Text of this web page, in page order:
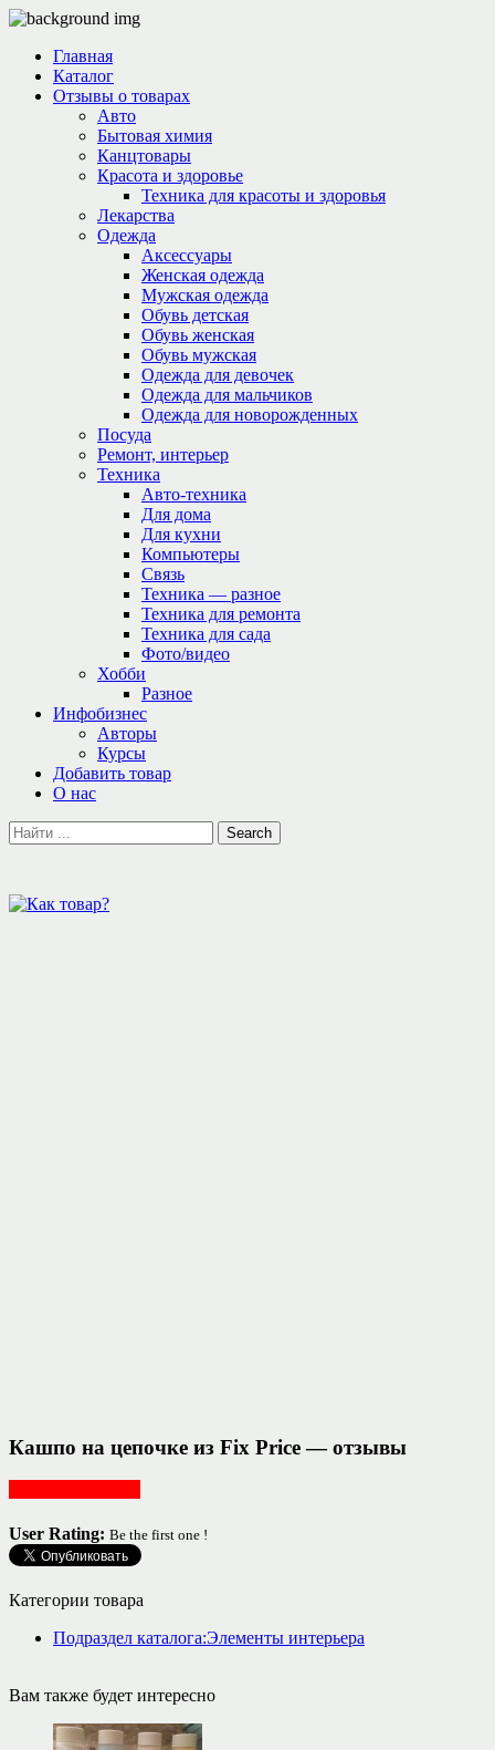
Главная
Каталог
Отзывы о товарах
Авто
Бытовая химия
Канцтовары
Красота и здоровье
Техника для красоты и здоровья
Лекарства
Одежда
Аксессуары
Женская одежда
Мужская одежда
Обувь детская
Обувь женская
Обувь мужская
Одежда для девочек
Одежда для мальчиков
Одежда для новорожденных
Посуда
Ремонт, интерьер
Техника
Авто-техника
Для дома
Для кухни
Компьютеры
Связь
Техника — разное
Техника для ремонта
Техника для сада
Фото/видео
Хобби
Разное
Инфобизнес
Авторы
Курсы
Добавить товар
О нас
Кашпо на цепочке из Fix Price — отзывы
User Rating: Be the first one !
Категории товара
Подраздел каталога:Элементы интерьера
Вам также будет интересно